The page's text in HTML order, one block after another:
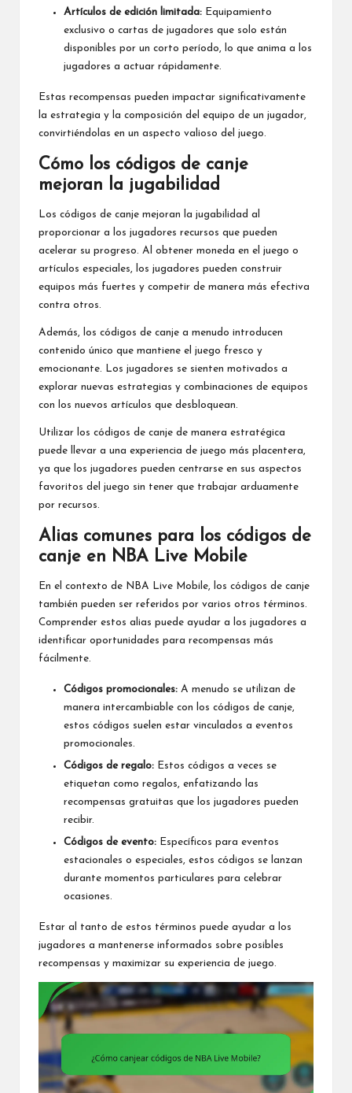
Artículos de edición limitada: Equipamiento
exclusivo o cartas de jugadores que solo están
disponibles por un corto período, lo que anima a los
jugadores a actuar rápidamente.
Estas recompensas pueden impactar significativamente
la estrategia y la composición del equipo de un jugador,
convirtiéndolas en un aspecto valioso del juego.
Cómo los códigos de canje
mejoran la jugabilidad
Los códigos de canje mejoran la jugabilidad al
proporcionar a los jugadores recursos que pueden
acelerar su progreso. Al obtener moneda en el juego o
artículos especiales, los jugadores pueden construir
equipos más fuertes y competir de manera más efectiva
contra otros.
Además, los códigos de canje a menudo introducen
contenido único que mantiene el juego fresco y
emocionante. Los jugadores se sienten motivados a
explorar nuevas estrategias y combinaciones de equipos
con los nuevos artículos que desbloquean.
Utilizar los códigos de canje de manera estratégica
puede llevar a una experiencia de juego más placentera,
ya que los jugadores pueden centrarse en sus aspectos
favoritos del juego sin tener que trabajar arduamente
por recursos.
Alias comunes para los códigos de
canje en NBA Live Mobile
En el contexto de NBA Live Mobile, los códigos de canje
también pueden ser referidos por varios otros términos.
Comprender estos alias puede ayudar a los jugadores a
identificar oportunidades para recompensas más
fácilmente.
Códigos promocionales: A menudo se utilizan de
manera intercambiable con los códigos de canje,
estos códigos suelen estar vinculados a eventos
promocionales.
Códigos de regalo: Estos códigos a veces se
etiquetan como regalos, enfatizando las
recompensas gratuitas que los jugadores pueden
recibir.
Códigos de evento: Específicos para eventos
estacionales o especiales, estos códigos se lanzan
durante momentos particulares para celebrar
ocasiones.
Estar al tanto de estos términos puede ayudar a los
jugadores a mantenerse informados sobre posibles
recompensas y maximizar su experiencia de juego.